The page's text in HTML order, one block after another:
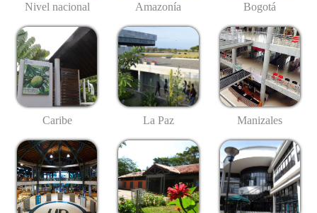
Nivel nacional Amazonía Bogotá
Caribe La Paz Manizales